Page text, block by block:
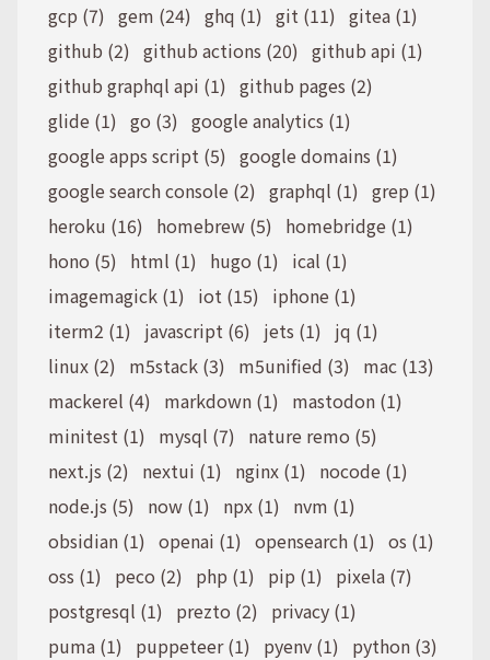
gcp (7) gem (24) ghq (1) git (11) gitea (1)
github (2) github actions (20) github api (1)
github graphql api (1) github pages (2)
glide (1) go (3) google analytics (1)
google apps script (5) google domains (1)
google search console (2) graphql (1) grep (1)
heroku (16)
homebrew (5)
homebridge (1)
hono (5)
html (1) hugo (1)
ical (1)
imagemagick (1)
iot (15)
iphone (1)
iterm2 (1)
javascript (6) jets (1)
jq (1)
linux (2)
m5stack (3) m5unified (3)
mac (13)
mackerel (4)
markdown (1)
mastodon (1)
minitest (1)
mysql (7)
nature remo (5)
next.js (2)
nextui (1) nginx (1)
nocode (1)
node.js (5)
now (1) npx (1)
nvm (1)
obsidian (1) openai (1) opensearch (1) os (1)
oss (1)
peco (2) php (1) pip (1)
pixela (7)
postgresql (1)
prezto (2)
privacy (1)
puma (1)
puppeteer (1) pyenv (1)
python (3)